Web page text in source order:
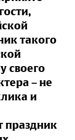
такого
своего
– не
и
праздник